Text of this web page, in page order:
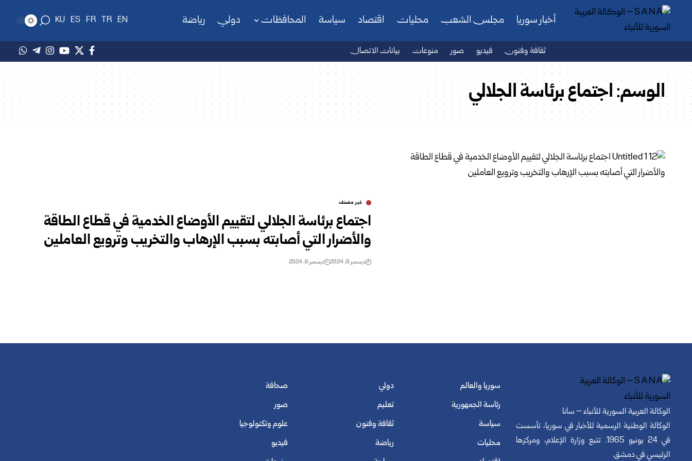
أخبار سوريا مجلس الشعب محليات اقتصاد سياسة المحافظات دولي رياضة EN
TR
FR
ES
KU
ثقافة وفنون فيديو صور منوعات بيانات الاتصال
الوسم:اجتماع برئاسة الجلالي
غير مصنف
اجتماع برئاسة الجلالي لتقييم الأوضاع الخدمية في قطاع الطاقة
والأضرار التي أصابته بسبب الإرهاب والتخريب وترويع العاملين
ديسمبر 6, 2024 ديسمبر 6, 2024
الوكالة العربية السورية للأنباء – سانا
الوكالة الوطنية الرسمية للأخبار في سوريا، تأسست
في 24 يونيو 1965. تتبع وزارة الإعلام، ومركزها
الرئيسي في دمشق.
سوريا والعالم
رئاسة الجمهورية
سياسة
محليات
دولي
تعليم
ثقافة وفنون
رياضة
صحافة
صور
علوم وتكنولوجيا
فيديو